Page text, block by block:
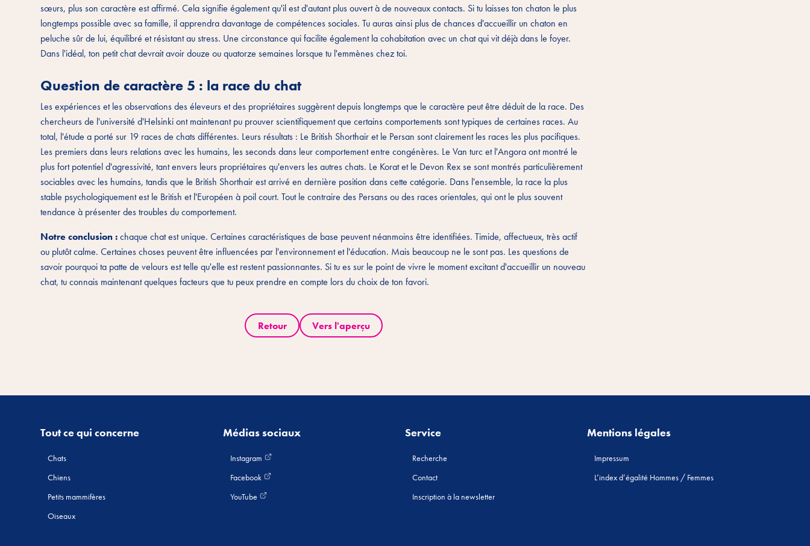
sœurs, plus son caractère est affirmé. Cela signifie également qu'il est d'autant plus ouvert à de nouveaux contacts. Si tu laisses ton chaton le plus
longtemps possible avec sa famille, il apprendra davantage de compétences sociales. Tu auras ainsi plus de chances d'accueillir un chaton en
peluche sûr de lui, équilibré et résistant au stress. Une circonstance qui facilite également la cohabitation avec un chat qui vit déjà dans le foyer.
Dans l'idéal, ton petit chat devrait avoir douze ou quatorze semaines lorsque tu l'emmènes chez toi.
Question de caractère 5 : la race du chat
Les expériences et les observations des éleveurs et des propriétaires suggèrent depuis longtemps que le caractère peut être déduit de la race. Des
chercheurs de l'université d'Helsinki ont maintenant pu prouver scientifiquement que certains comportements sont typiques de certaines races. Au
total, l'étude a porté sur 19 races de chats différentes. Leurs résultats : Le British Shorthair et le Persan sont clairement les races les plus pacifiques.
Les premiers dans leurs relations avec les humains, les seconds dans leur comportement entre congénères. Le Van turc et l'Angora ont montré le
plus fort potentiel d'agressivité, tant envers leurs propriétaires qu'envers les autres chats. Le Korat et le Devon Rex se sont montrés particulièrement
sociables avec les humains, tandis que le British Shorthair est arrivé en dernière position dans cette catégorie. Dans l'ensemble, la race la plus
stable psychologiquement est le British et l'Européen à poil court. Tout le contraire des Persans ou des races orientales, qui ont le plus souvent
tendance à présenter des troubles du comportement.
Notre conclusion :chaque chat est unique. Certaines caractéristiques de base peuvent néanmoins être identifiées. Timide, affectueux, très actif
ou plutôt calme. Certaines choses peuvent être influencées par l'environnement et l'éducation. Mais beaucoup ne le sont pas. Les questions de
savoir pourquoi ta patte de velours est telle qu'elle est restent passionnantes. Si tu es sur le point de vivre le moment excitant d'accueillir un nouveau
chat, tu connais maintenant quelques facteurs que tu peux prendre en compte lors du choix de ton favori.
Retour Vers l'aperçu
Tout ce qui concerne
Chats
Chiens
Petits mammifères
Oiseaux
Médias sociaux
Instagram
Facebook
YouTube
Service
Recherche
Contact
Inscription à la newsletter
Mentions légales
Impressum
L’index d’égalité Hommes / Femmes